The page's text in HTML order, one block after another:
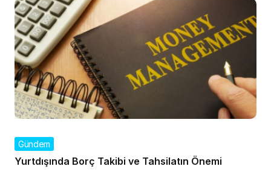
Gündem
Yurtdışında Borç Takibi ve Tahsilatın Önemi